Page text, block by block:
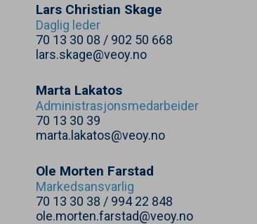
Lars Christian Skage
Daglig leder
70 13 30 08 / 902 50 668
lars.skage@veoy.no
Marta Lakatos
Administrasjonsmedarbeider
70 13 30 39
marta.lakatos@veoy.no
Ole Morten Farstad
Markedsansvarlig
70 13 30 38 / 994 22 848
ole.morten.farstad@veoy.no